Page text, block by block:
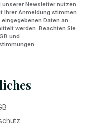
unserer Newsletter nutzen
Ihrer Anmeldung stimmen
Daten an
werden. Beachten Sie
und
.